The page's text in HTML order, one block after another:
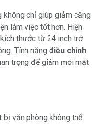
không chỉ giúp giảm căng
làm việc tốt hơn. Hiện
thước từ 24 inch trở
Tính năng điều chỉnh
trọng để giảm mỏi mắt
bị văn phòng không thể